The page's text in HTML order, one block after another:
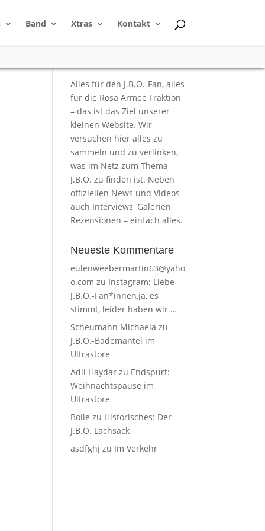
Band Xtras Kontakt
Alles für den J.B.O.-Fan, alles
für die Rosa Armee Fraktion
– das ist das Ziel unserer
kleinen Website. Wir
versuchen hier alles zu
sammeln und zu verlinken,
was im Netz zum Thema
J.B.O. zu finden ist. Neben
offiziellen News und Videos
auch Interviews, Galerien,
Rezensionen – einfach alles.
Neueste Kommentare
eulenweebermartin63@yaho
o.com zu Instagram: Liebe
J.B.O.-Fan*innen,ja, es
stimmt, leider haben wir …
Scheumann Michaela zu
J.B.O.-Bademantel im
Ultrastore
Adil Haydar zu Endspurt:
Weihnachtspause im
Ultrastore
Bolle zu Historisches: Der
J.B.O. Lachsack
asdfghj zu Im Verkehr